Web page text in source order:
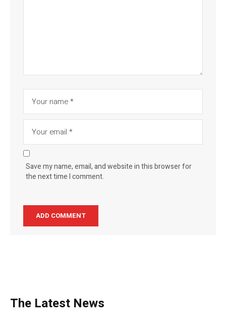
Save my name, email, and website in this browser for
the next time I comment.
The Latest News